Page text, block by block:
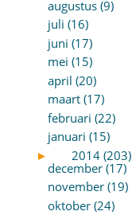
augustus (9)
juli (16)
juni (17)
mei (15)
april (20)
maart (17)
februari (22)
januari (15)
►
2014 (203)
december (17)
november (19)
oktober (24)